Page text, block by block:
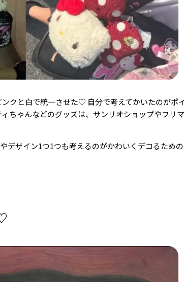
クと白で統一させた♡ 自分で考えてかいたのがポ
ちゃんなどのグッズは、サンリオショップやフリ
デザイン1つ1つも考えるのがかわいくデコるため